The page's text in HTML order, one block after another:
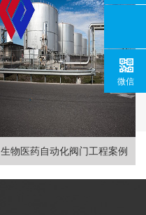
生物医药自动化阀门工程案例
微信